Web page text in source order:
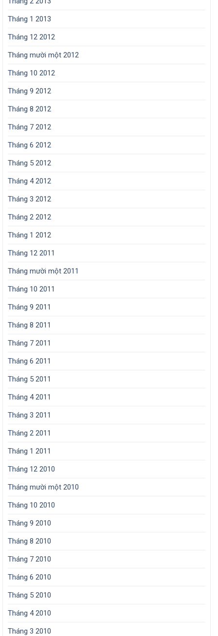
Tháng 1 2013
Tháng 12 2012
Tháng mười một 2012
Tháng 10 2012
Tháng 9 2012
Tháng 8 2012
Tháng 7 2012
Tháng 6 2012
Tháng 5 2012
Tháng 4 2012
Tháng 3 2012
Tháng 2 2012
Tháng 1 2012
Tháng 12 2011
Tháng mười một 2011
Tháng 10 2011
Tháng 9 2011
Tháng 8 2011
Tháng 7 2011
Tháng 6 2011
Tháng 5 2011
Tháng 4 2011
Tháng 3 2011
Tháng 2 2011
Tháng 1 2011
Tháng 12 2010
Tháng mười một 2010
Tháng 10 2010
Tháng 9 2010
Tháng 8 2010
Tháng 7 2010
Tháng 6 2010
Tháng 5 2010
Tháng 4 2010
Tháng 3 2010